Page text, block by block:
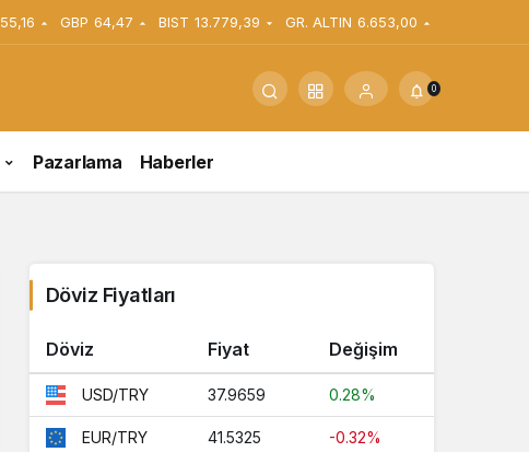
55,16 GBP 64,47 BIST 13.779,39 GR. ALTIN 6.653,00
0
Pazarlama Haberler
Döviz Fiyatları
Döviz Fiyat Değişim
USD/TRY 37.9659 0.28%
EUR/TRY 41.5325 -0.32%